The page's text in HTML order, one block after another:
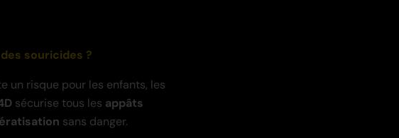
souricides ?
un risque pour les enfants, les
sécurise tous les appâts
sans danger.